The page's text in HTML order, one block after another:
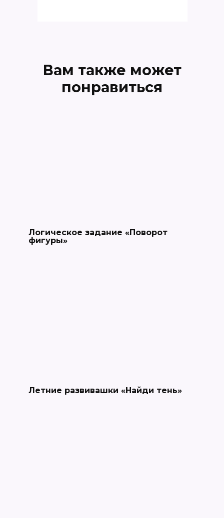
Вам также может
понравиться
Логическое задание «Поворот
фигуры»
Летние развивашки «Найди тень»